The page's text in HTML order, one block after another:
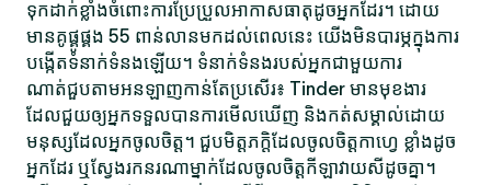
ទុកដាក់ខ្លាំងចំពោះការប្រែប្រួលអាកាសធាតុដូចអ្នកដែរ។ ដោយ
មានគូផ្គូផ្គង 55 ពាន់លានមកដល់ពេលនេះ យើងមិនបារម្ភក្នុងការ
បង្កើតទំនាក់ទំនងឡើយ។ ទំនាក់ទំនងរបស់អ្នកជាមួយការ
ណាត់ជួបតាមអនឡាញកាន់តែប្រសើរ៖ Tinder មានមុខងារ
ដែលជួយឲ្យអ្នកទទួលបានការមើលឃើញ និងកត់សម្គាល់ដោយ
មនុស្សដែលអ្នកចូលចិត្ត។ ជួបមិត្តភក្តិដែលចូលចិត្តកាហ្វេ ខ្លាំងដូច
អ្នកដែរ ឬស្វែងរកនរណាម្នាក់ដែលចូលចិត្តកីឡាវាយសីដូចគ្នា។